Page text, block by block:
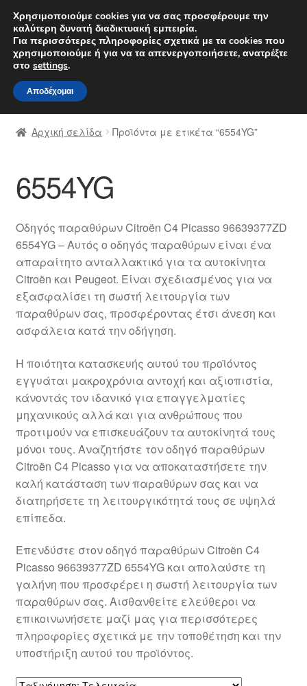
ΑΠΟΣΤΟΛΗ από 7 EUR
Δευτέρα-Παρ. 9 π.μ. - 4 μ.μ.
Απευθείας
μετάβαση
στην
πλοήγηση
Μετάβαση
σε
περιεχόμενο
Αρχική
Διαδικασία Παραπόνων
Επικοινωνία
Μεταφορά
Ο λογαριασμός μου
Ολοκλήρωση αγοράς
Οροι και Προϋποθέσεις
Παγκόσμια αποστολή
Παράπονα
πληρωμές
Πολιτική Απορρήτου
Σχετικά με εμάς
Αρχική σελίδα Προϊόντα με ετικέτα “6554YG”
6554YG
Οδηγός παραθύρων Citroën C4 Picasso 96639377ZD
6554YG – Αυτός ο οδηγός παραθύρων είναι ένα
απαραίτητο ανταλλακτικό για τα αυτοκίνητα
Citroën και Peugeot. Είναι σχεδιασμένος για να
εξασφαλίσει τη σωστή λειτουργία των
παραθύρων σας, προσφέροντας έτσι άνεση και
ασφάλεια κατά την οδήγηση.
Η ποιότητα κατασκευής αυτού του προϊόντος
εγγυάται μακροχρόνια αντοχή και αξιοπιστία,
κάνοντάς τον ιδανικό για επαγγελματίες
μηχανικούς αλλά και για ανθρώπους που
προτιμούν να επισκευάζουν τα αυτοκίνητά τους
μόνοι τους. Αναζητήστε τον οδηγό παραθύρων
Citroën C4 Picasso για να αποκαταστήσετε την
καλή κατάσταση των παραθύρων σας και να
διατηρήσετε τη λειτουργικότητά τους σε υψηλά
επίπεδα.
Επενδύστε στον οδηγό παραθύρων Citroën C4
Picasso 96639377ZD 6554YG και απολαύστε τη
γαλήνη που προσφέρει η σωστή λειτουργία των
παραθύρων σας. Αισθανθείτε ελεύθεροι να
επικοινωνήσετε μαζί μας για περισσότερες
πληροφορίες σχετικά με την τοποθέτηση και την
υποστήριξη αυτού του προϊόντος.
Χρησιμοποιούμε cookies για να σας προσφέρουμε την
καλύτερη δυνατή διαδικτυακή εμπειρία.
Για περισσότερες πληροφορίες σχετικά με τα cookies που
χρησιμοποιούμε ή για να τα απενεργοποιήσετε, ανατρέξτε
στο settings.
Αποδέχομαι